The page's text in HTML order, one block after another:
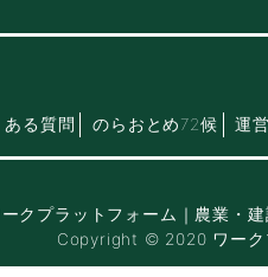
ある質問 のらおとめ72候 運
ークプラットフォーム｜農業・
Copyright © 2020 ワーク